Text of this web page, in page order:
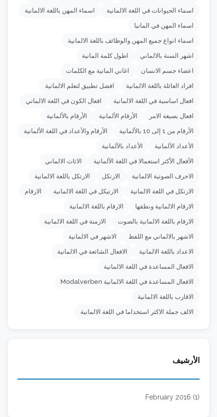
اسماء الحيوانات في اللغة الالمانية اسماء المهن باللغة الالمانية
اسماء المهن في المانيا
اسماء انواع جميع المهن والوظائف باللغة الالمانية
اشهر السنة بالالماني اطول كلمة المانية
اعضاء جسم الانسان اغاني المانية مع الكلمات
افراد العائلة باللغة الالمانية افضل تطبيق لتعلم الالمانية
افعال اساسية في اللغة الالمانية افعال الكون في اللغة الالماني
افعال بصيغة الامر الأرقام الألمانية الأرقام بالألمانية
الأرقام من 1 إلى 10 بالألمانية الأرقام والأعداد في اللغة الألمانية
الأعداد الألمانية الأعداد بالألمانية
الأفعال الأكثر استعمالا في اللغة الألمانية الاثاث الالماني
الاحرف الصوتية الالمانية الارتكل الارتكل باللغة الالمانية
الارتكل في اللغة الالمانية الارتيكل في اللغة الالمانية الارقام
الارقام الالمانية ونطقها الارقام باللغة الالمانية
الارقام باللغة الالمانية بالصوت الازمنة في اللغة الالمانية
الاشهر بالالماني مع اللفظ الاشهر في الالمانية
الاعداد باللغة الالمانية الافعال الشائعة في الالمانية
الافعال المساعدة في اللغة الالمانية
الافعال المساعدة في اللغة الالمانية Modalverben
الاقارب باللغة الالمانية
الالف جملة الاكثر استخداما في اللغة الالمانية
الأرشيف
February 2016 (1)